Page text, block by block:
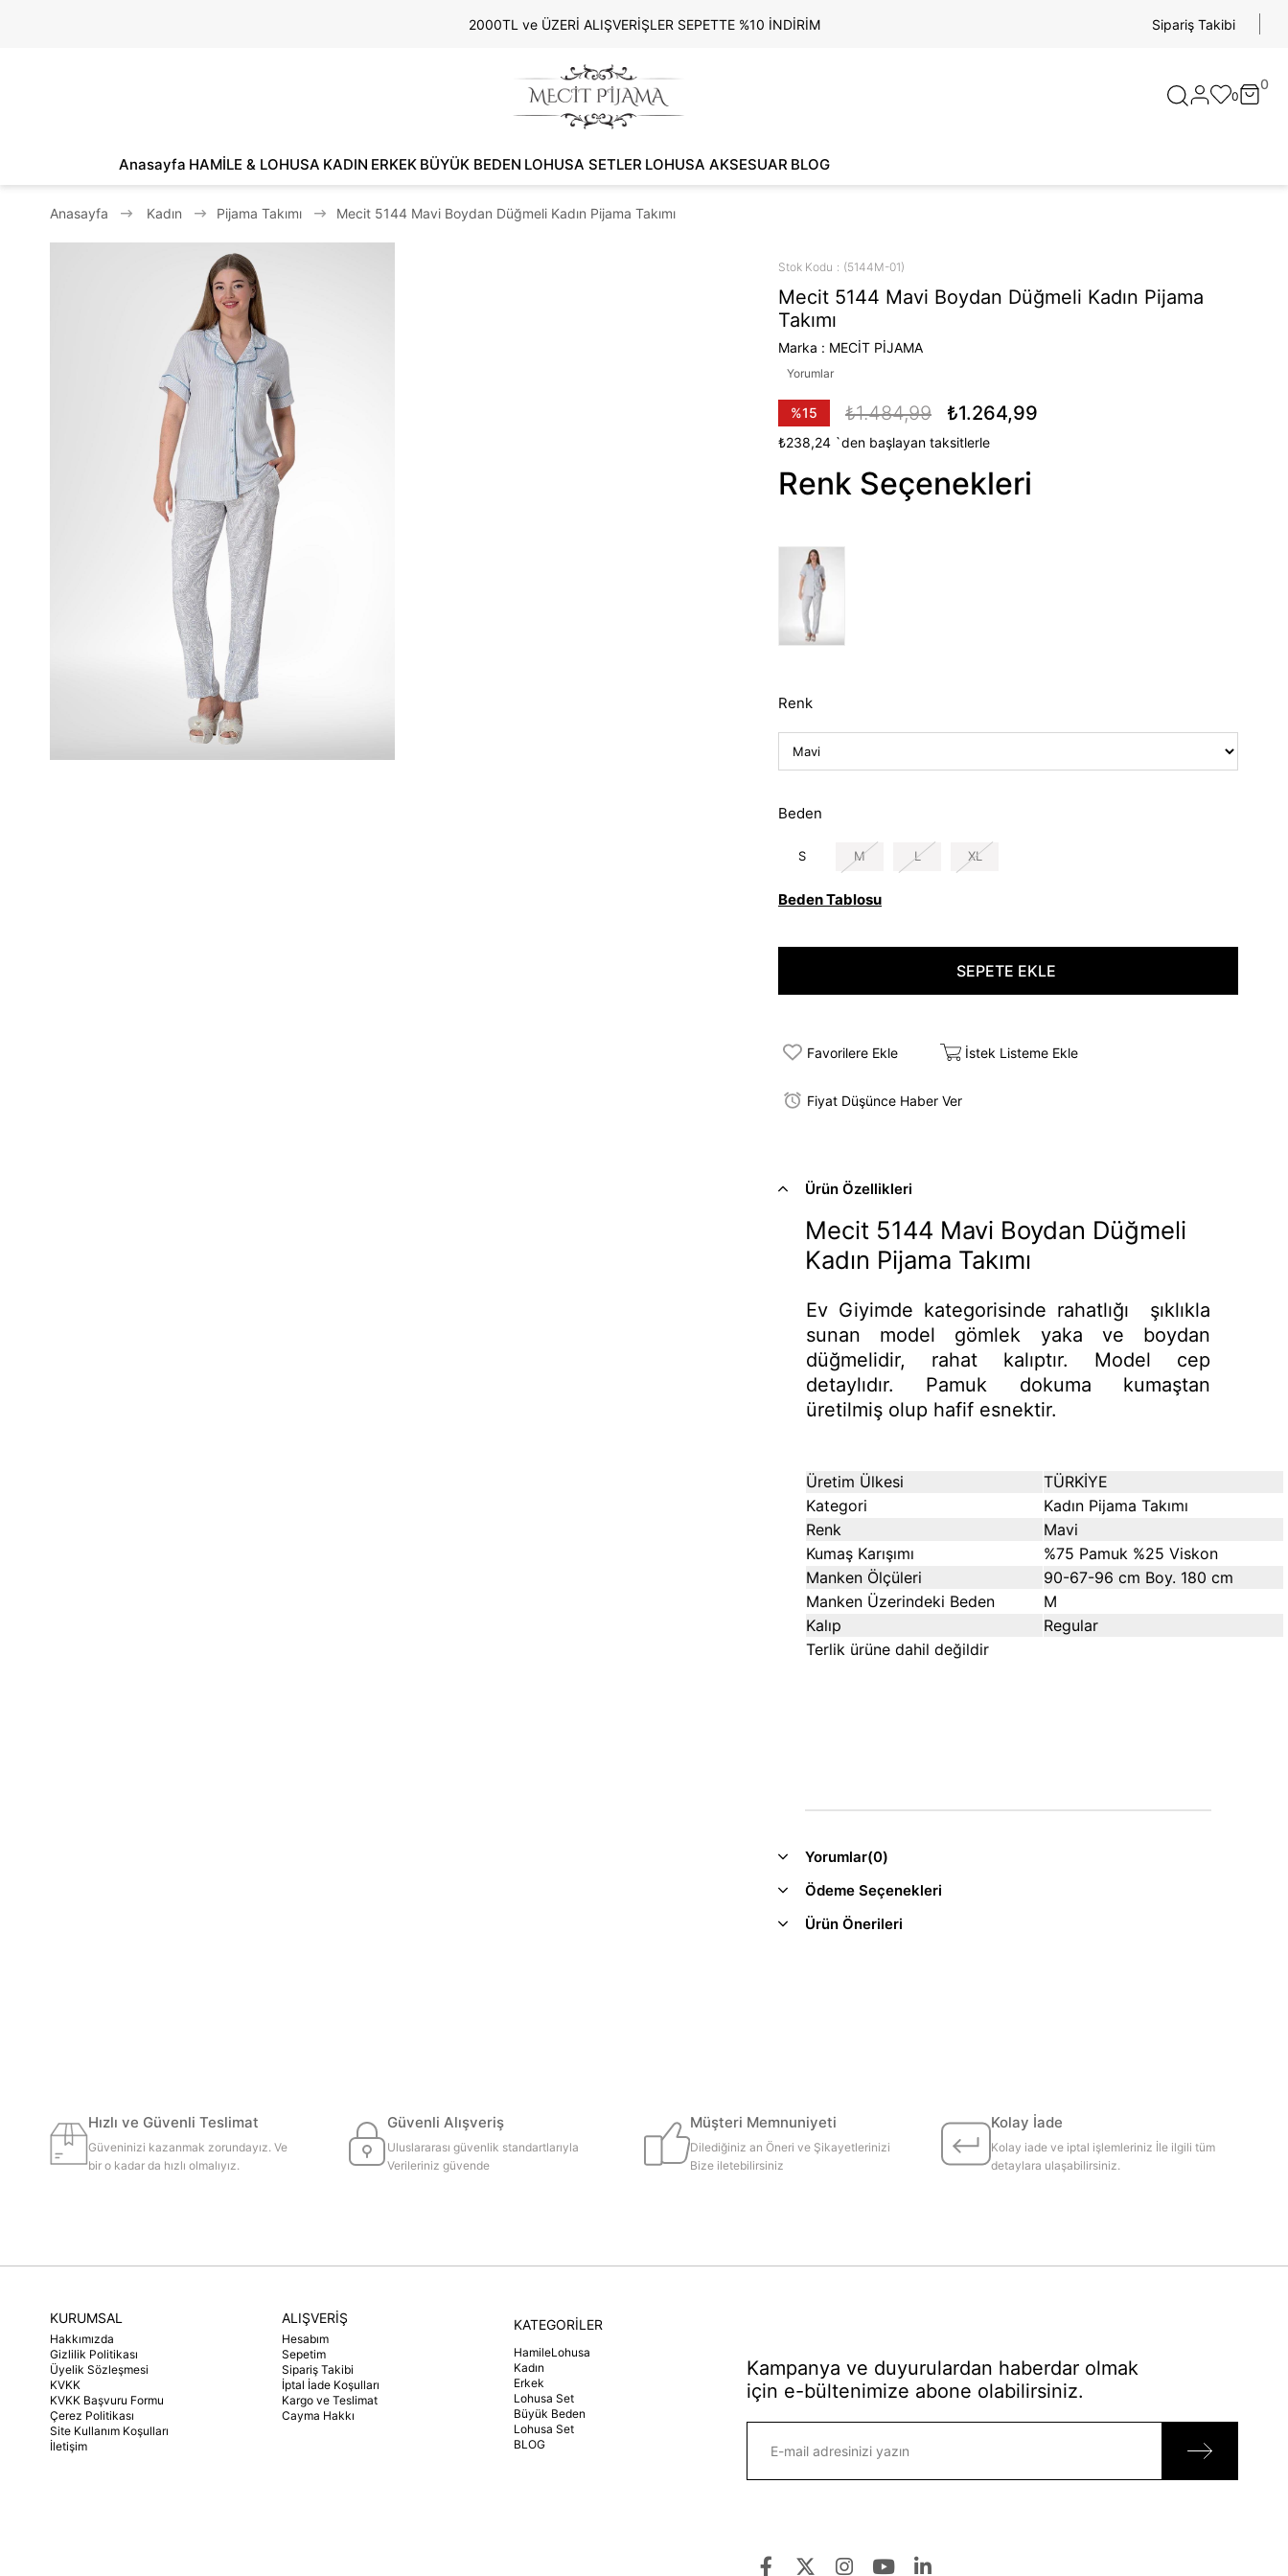
2000TL ve ÜZERİ ALIŞVERİŞLER SEPETTE %10 İNDİRİM Sipariş Takibi
0
0
Anasayfa HAMİLE & LOHUSA KADIN ERKEK BÜYÜK BEDEN LOHUSA SETLER LOHUSA AKSESUAR BLOG
Anasayfa Kadın Pijama Takımı Mecit 5144 Mavi Boydan Düğmeli Kadın Pijama Takımı
Stok Kodu (5144M-01)
Mecit 5144 Mavi Boydan Düğmeli Kadın Pijama
Takımı
Marka : MECİT PİJAMA
Yorumlar
%15
İndirim
₺1.484,99 ₺1.264,99
₺238,24 `den başlayan taksitlerle
Renk Seçenekleri
Renk
Beden
S M L XL
Beden Tablosu
Favorilere Ekle İstek Listeme Ekle
Fiyat Düşünce Haber Ver
Ürün Özellikleri
Mecit 5144 Mavi Boydan Düğmeli
Kadın Pijama Takımı
Ev Giyimde kategorisinde rahatlığı şıklıkla
sunan model gömlek yaka ve boydan
düğmelidir, rahat kalıptır. Model cep
detaylıdır. Pamuk dokuma kumaştan
üretilmiş olup hafif esnektir.
Üretim Ülkesi
TÜRKİYE
Kategori
Kadın Pijama Takımı
Renk
Mavi
Kumaş Karışımı
%75 Pamuk %25 Viskon
Manken Ölçüleri
90-67-96 cm Boy. 180 cm
Manken Üzerindeki Beden
M
Kalıp
Regular
Terlik ürüne dahil değildir
Yorumlar(0)
Ödeme Seçenekleri
Ürün Önerileri
Hızlı ve Güvenli Teslimat
Güveninizi kazanmak zorundayız. Ve
bir o kadar da hızlı olmalıyız.
Güvenli Alışveriş
Uluslararası güvenlik standartlarıyla
Verileriniz güvende
Müşteri Memnuniyeti
Dilediğiniz an Öneri ve Şikayetlerinizi
Bize iletebilirsiniz
Kolay İade
Kolay iade ve iptal işlemleriniz İle ilgili tüm
detaylara ulaşabilirsiniz.
KURUMSAL
Hakkımızda
Gizlilik Politikası
Üyelik Sözleşmesi
KVKK
KVKK Başvuru Formu
Çerez Politikası
Site Kullanım Koşulları
İletişim
ALIŞVERİŞ
Hesabım
Sepetim
Sipariş Takibi
İptal İade Koşulları
Kargo ve Teslimat
Cayma Hakkı
KATEGORİLER
HamileLohusa
Kadın
Erkek
Lohusa Set
Büyük Beden
Lohusa Set
BLOG
Kampanya ve duyurulardan haberdar olmak
için e-bültenimize abone olabilirsiniz.